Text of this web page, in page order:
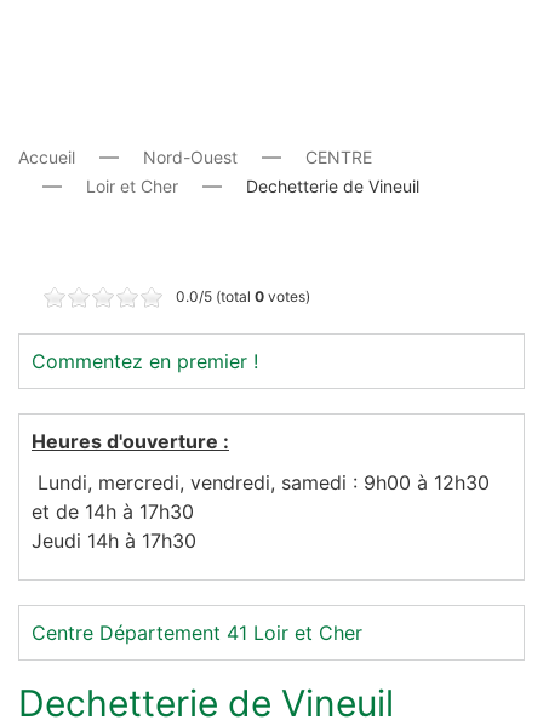
Accueil Nord-Ouest
CENTRE
Loir et Cher
Dechetterie de Vineuil
0.0/5 (total 0 votes)
Commentez en premier !
Heures d'ouverture :
Lundi, mercredi, vendredi, samedi : 9h00 à 12h30
et de 14h à 17h30
Jeudi 14h à 17h30
Centre Département 41 Loir et Cher
Dechetterie de Vineuil